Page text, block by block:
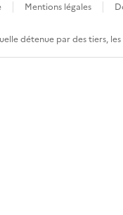
Mentions légales
détenue par des tiers,